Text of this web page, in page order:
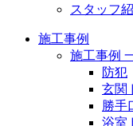
スタッフ
施工事例
施工事例
防犯
玄関
勝手
浴室